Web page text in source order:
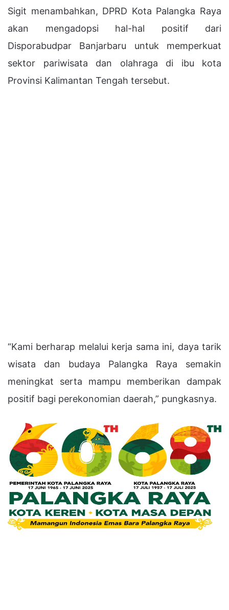
Sigit menambahkan, DPRD Kota Palangka Raya
akan mengadopsi hal-hal positif dari
Disporabudpar Banjarbaru untuk memperkuat
sektor pariwisata dan olahraga di ibu kota
Provinsi Kalimantan Tengah tersebut.
“Kami berharap melalui kerja sama ini, daya tarik
wisata dan budaya Palangka Raya semakin
meningkat serta mampu memberikan dampak
positif bagi perekonomian daerah,” pungkasnya.